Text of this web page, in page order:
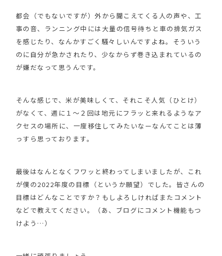
都会（でもないですが）外から聞こえてくる人の声や、工
事の音、ランニング中には大量の信号待ちと車の排気ガス
を感じたり、なんかすごく騒々しいんですよね。そういう
のに自分が急かされたり、少なからず巻き込まれているの
が嫌だなって思うんです。
そんな感じで、米が美味しくて、それこそ人気（ひとけ）
がなくて、週に１〜２回は地元にフラッと来れるようなア
クセスの場所に、一度移住してみたいなーなんてことは薄
っすら思っております。
最後はなんとなくフワッと終わってしまいましたが、これ
が僕の2022年度の目標（というか願望）でした。皆さんの
目標はどんなことですか？もしよろしければまたコメント
などで教えてください。（あ、ブログにコメント機能もつ
けよう…）